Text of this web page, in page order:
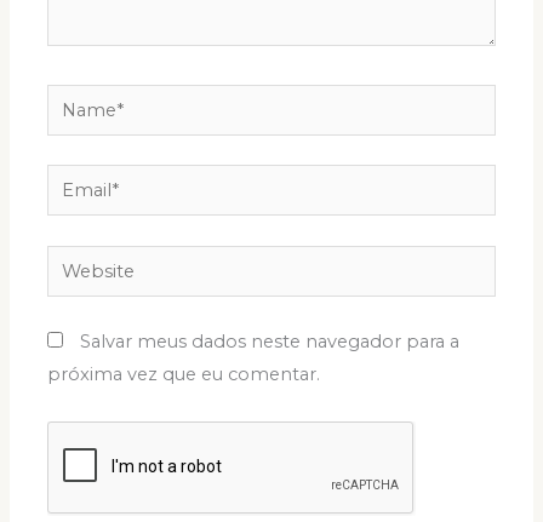
Name*
Email*
Website
Salvar meus dados neste navegador para a
próxima vez que eu comentar.